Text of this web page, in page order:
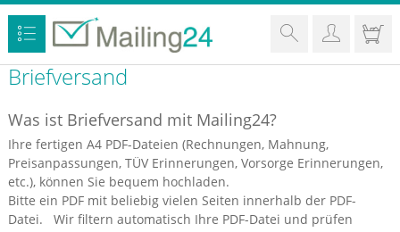
Briefversand
Was ist Briefversand mit Mailing24?
Ihre fertigen A4 PDF-Dateien (Rechnungen, Mahnung,
Preisanpassungen, TÜV Erinnerungen, Vorsorge Erinnerungen,
etc.), können Sie bequem hochladen.
Bitte ein PDF mit beliebig vielen Seiten innerhalb der PDF-
Datei. Wir filtern automatisch Ihre PDF-Datei und prüfen